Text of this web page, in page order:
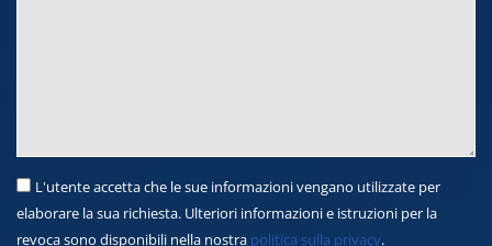
L'utente accetta che le sue informazioni vengano utilizzate per
elaborare la sua richiesta. Ulteriori informazioni e istruzioni per la
revoca sono disponibili nella nostra politica sulla privacy.